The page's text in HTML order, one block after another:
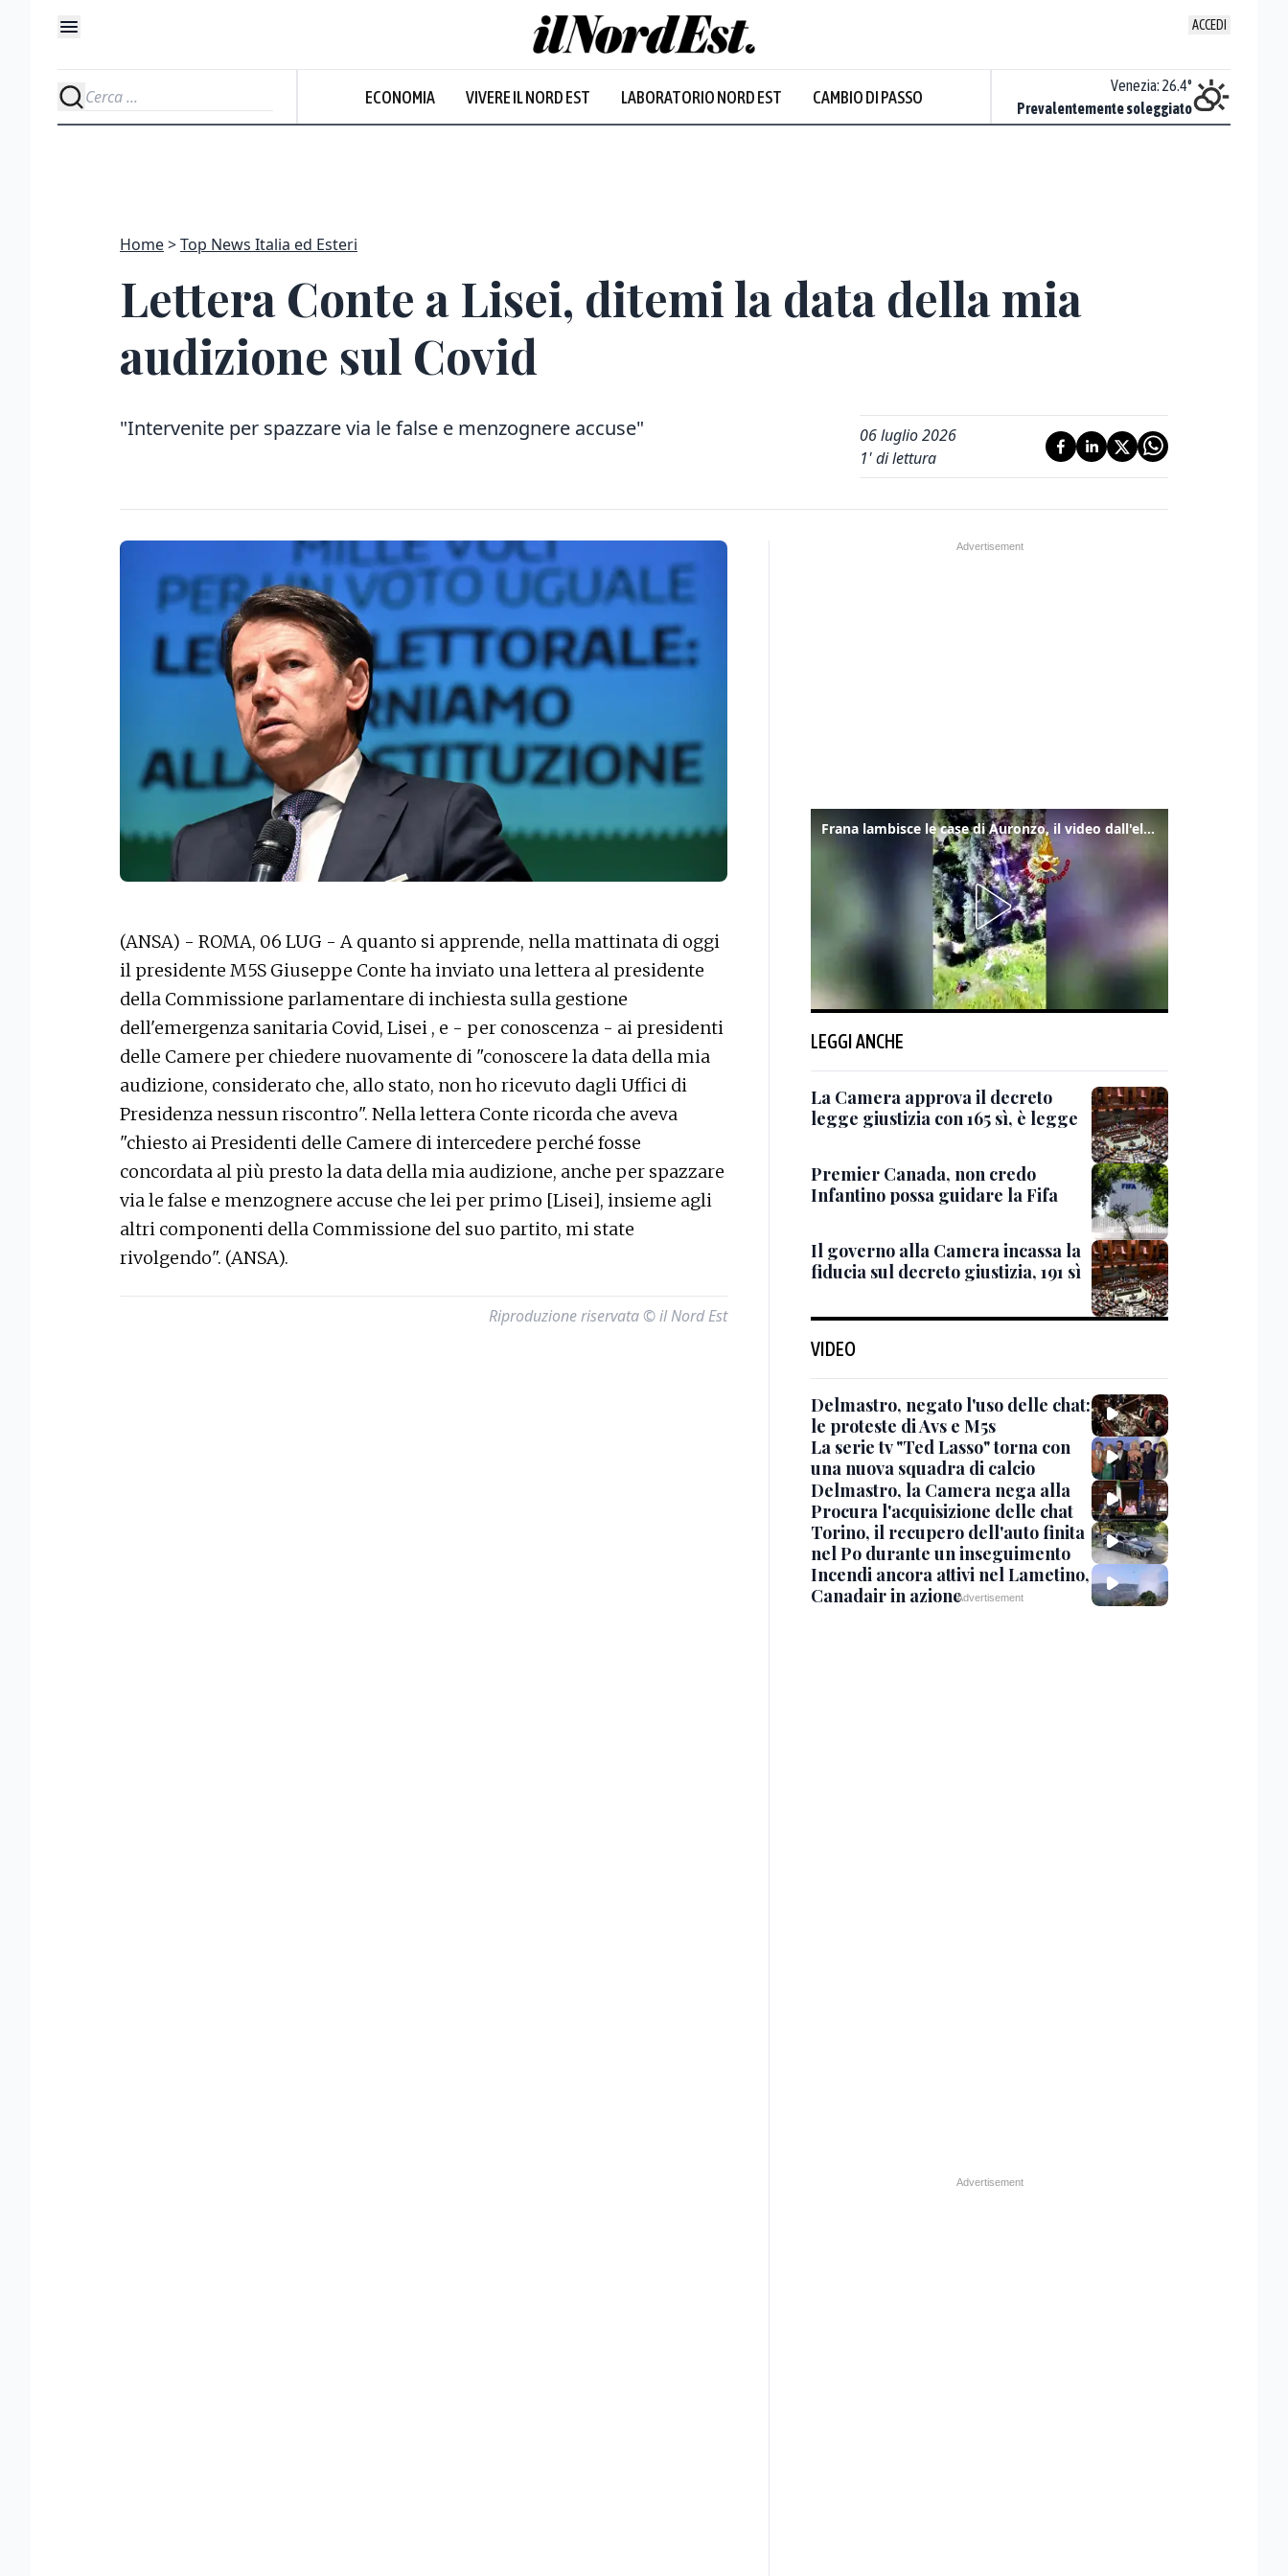
ACCEDI
ECONOMIA VIVERE IL NORD EST LABORATORIO NORD EST CAMBIO DI PASSO
Prevalentemente soleggiato
Venezia: 26.4°
Prevalentemente soleggiato
Home Top News Italia ed Esteri
Lettera Conte a Lisei, ditemi la data della mia
audizione sul Covid
"Intervenite per spazzare via le false e menzognere accuse"
06 luglio 2026
1' di lettura
(ANSA) - ROMA, 06 LUG - A quanto si apprende, nella mattinata di oggi
il presidente M5S Giuseppe Conte ha inviato una lettera al presidente
della Commissione parlamentare di inchiesta sulla gestione
dell'emergenza sanitaria Covid, Lisei , e - per conoscenza - ai presidenti
delle Camere per chiedere nuovamente di "conoscere la data della mia
audizione, considerato che, allo stato, non ho ricevuto dagli Uffici di
Presidenza nessun riscontro". Nella lettera Conte ricorda che aveva
"chiesto ai Presidenti delle Camere di intercedere perché fosse
concordata al più presto la data della mia audizione, anche per spazzare
via le false e menzognere accuse che lei per primo [Lisei], insieme agli
altri componenti della Commissione del suo partito, mi state
rivolgendo". (ANSA).
Riproduzione riservata © il Nord Est
Frana lambisce le case di Auronzo, il video dall'elicottero dei vigili del fuoco
LEGGI ANCHE
La Camera approva il decreto
legge giustizia con 165 sì, è legge
Premier Canada, non credo
Infantino possa guidare la Fifa
Il governo alla Camera incassa la
fiducia sul decreto giustizia, 191 sì
VIDEO
Delmastro, negato l'uso delle chat:
le proteste di Avs e M5s
La serie tv "Ted Lasso" torna con
una nuova squadra di calcio
Delmastro, la Camera nega alla
Procura l'acquisizione delle chat
Torino, il recupero dell'auto finita
nel Po durante un inseguimento
Incendi ancora attivi nel Lametino,
Canadair in azione